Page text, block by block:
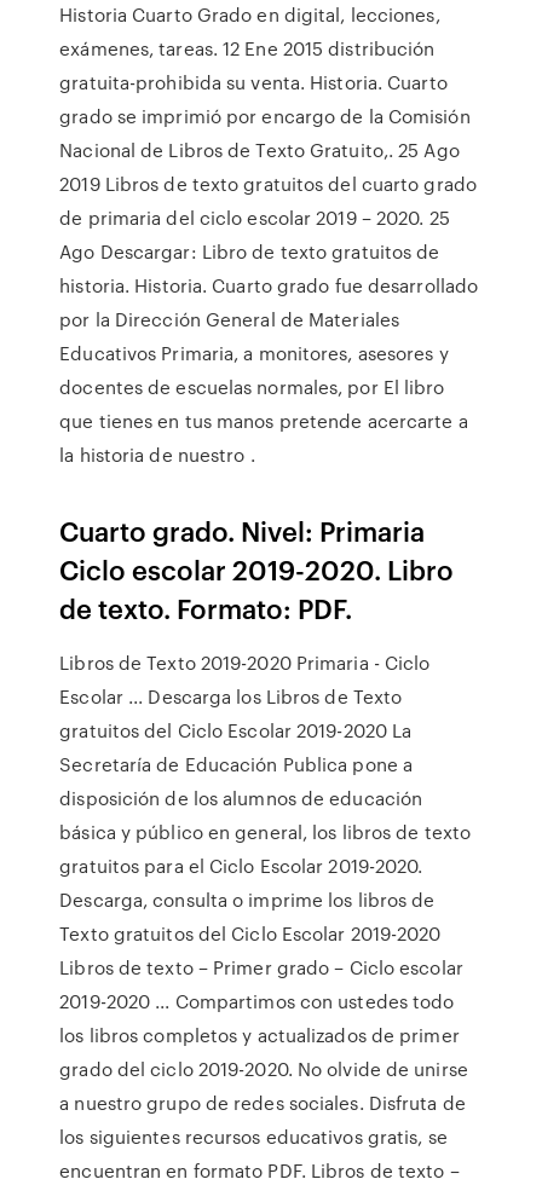
Historia Cuarto Grado en digital, lecciones,
exámenes, tareas. 12 Ene 2015 distribución
gratuita-prohibida su venta. Historia. Cuarto
grado se imprimió por encargo de la Comisión
Nacional de Libros de Texto Gratuito,. 25 Ago
2019 Libros de texto gratuitos del cuarto grado
de primaria del ciclo escolar 2019 – 2020. 25
Ago Descargar: Libro de texto gratuitos de
historia. Historia. Cuarto grado fue desarrollado
por la Dirección General de Materiales
Educativos Primaria, a monitores, asesores y
docentes de escuelas normales, por El libro
que tienes en tus manos pretende acercarte a
la historia de nuestro .
Cuarto grado. Nivel: Primaria
Ciclo escolar 2019-2020. Libro
de texto. Formato: PDF.
Libros de Texto 2019-2020 Primaria - Ciclo
Escolar ... Descarga los Libros de Texto
gratuitos del Ciclo Escolar 2019-2020 La
Secretaría de Educación Publica pone a
disposición de los alumnos de educación
básica y público en general, los libros de texto
gratuitos para el Ciclo Escolar 2019-2020.
Descarga, consulta o imprime los libros de
Texto gratuitos del Ciclo Escolar 2019-2020
Libros de texto – Primer grado – Ciclo escolar
2019-2020 ... Compartimos con ustedes todo
los libros completos y actualizados de primer
grado del ciclo 2019-2020. No olvide de unirse
a nuestro grupo de redes sociales. Disfruta de
los siguientes recursos educativos gratis, se
encuentran en formato PDF. Libros de texto –